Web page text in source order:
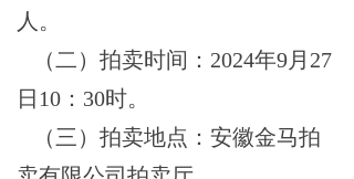
人。
（二） 拍卖时间： 2024年9月27
日10：30时。
（三） 拍卖地点：安徽金马拍